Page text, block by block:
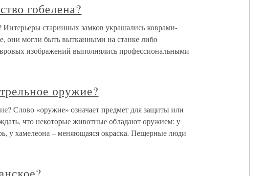
гобелена?
Интерьеры старинных замков украшались коврами-
они могли быть вытканными на станке либо
изображений выполнялись профессиональными
оружие?
Слово «оружие» означает предмет для защиты или
что некоторые животные обладают оружием: у
у хамелеона – меняющаяся окраска. Пещерные люди